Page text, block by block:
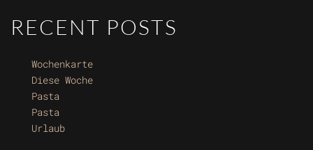
RECENT POSTS
Wochenkarte
Diese Woche
Pasta
Pasta
Urlaub